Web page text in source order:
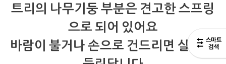
트리의 나무기둥 부분은 견고한 스프링
으로 되어 있어요
바람이 불거나 손으로 건드리면 살짝 흔